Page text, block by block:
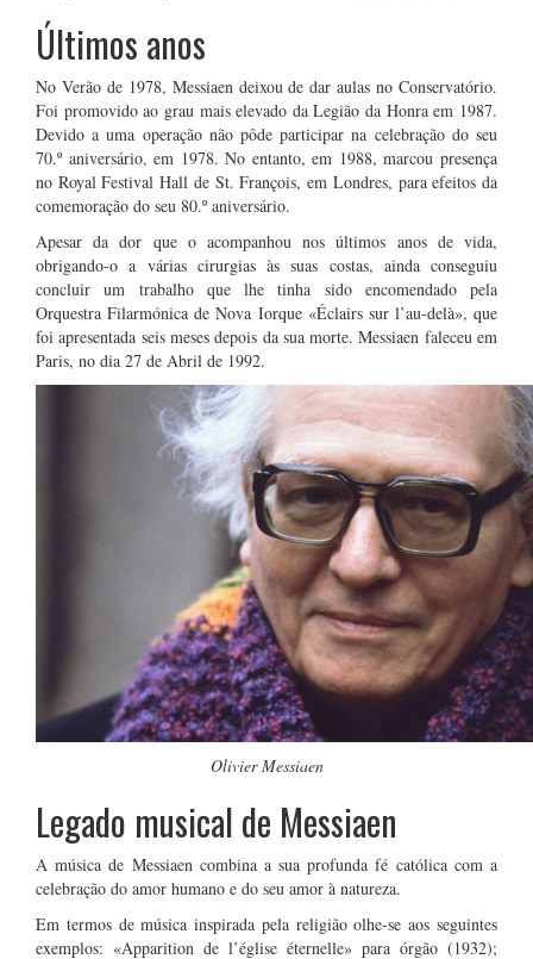
Últimos anos
No Verão de 1978, Messiaen deixou de dar aulas no Conservatório.
Foi promovido ao grau mais elevado da Legião da Honra em 1987.
Devido a uma operação não pôde participar na celebração do seu
70.º aniversário, em 1978. No entanto, em 1988, marcou presença
no Royal Festival Hall de St. François, em Londres, para efeitos da
comemoração do seu 80.º aniversário.
Apesar da dor que o acompanhou nos últimos anos de vida,
obrigando-o a várias cirurgias às suas costas, ainda conseguiu
concluir um trabalho que lhe tinha sido encomendado pela
Orquestra Filarmónica de Nova Iorque «Éclairs sur l’au-delà», que
foi apresentada seis meses depois da sua morte. Messiaen faleceu em
Paris, no dia 27 de Abril de 1992.
Olivier Messiaen
Legado musical de Messiaen
A música de Messiaen combina a sua profunda fé católica com a
celebração do amor humano e do seu amor à natureza.
Em termos de música inspirada pela religião olhe-se aos seguintes
exemplos: «Apparition de l’église éternelle» para órgão (1932);